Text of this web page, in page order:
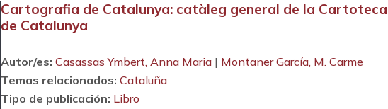
Cartografia de Catalunya: catàleg general de la Cartoteca
de Catalunya
Autor/es: Casassas Ymbert, Anna Maria | Montaner García, M. Carme
Temas relacionados: Cataluña
Tipo de publicación: Libro